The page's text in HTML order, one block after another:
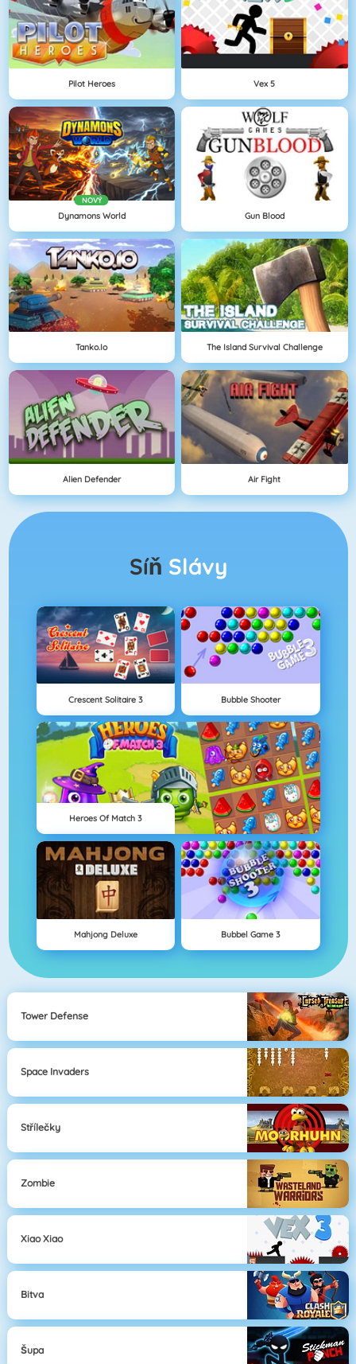
Pilot Heroes Vex 5
NOVÝ
Dynamons World Gun Blood
Tanko.io The Island Survival Challenge
Alien Defender Air Fight
Síň Slávy
Crescent Solitaire 3 Bubble Shooter
Heroes Of Match 3
Mahjong Deluxe Bubbel Game 3
Tower Defense
Space Invaders
Střílečky
Zombie
Xiao Xiao
Bitva
Šupa